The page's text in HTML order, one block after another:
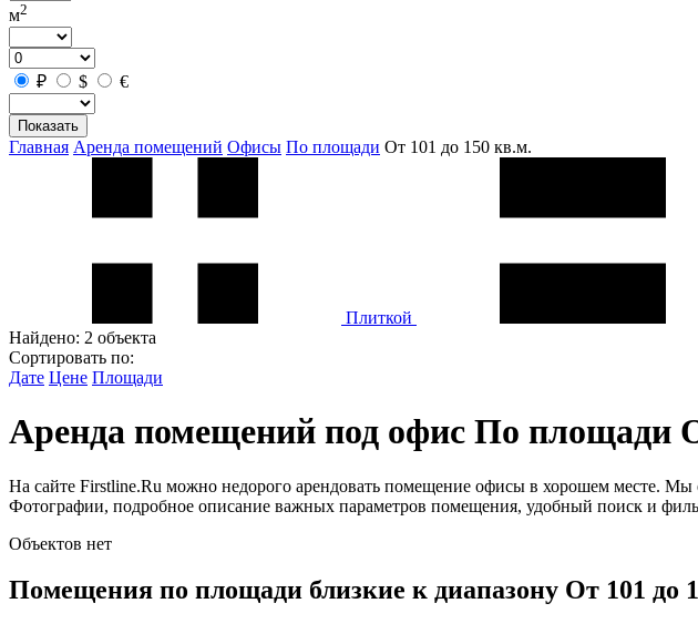
м2
₽ $ €
Показать
Главная Аренда помещений Офисы По площади От 101 до 150 кв.м.
Плиткой
Найдено: 2 объекта
Сортировать по:
Дате Цене Площади
Аренда помещений под офис По площади
На сайте Firstline.Ru можно недорого арендовать помещение офисы в хорошем месте.
Фотографии, подробное описание важных параметров помещения, удобный поиск и
Объектов нет
Помещения по площади близкие к диапазону От 101 до